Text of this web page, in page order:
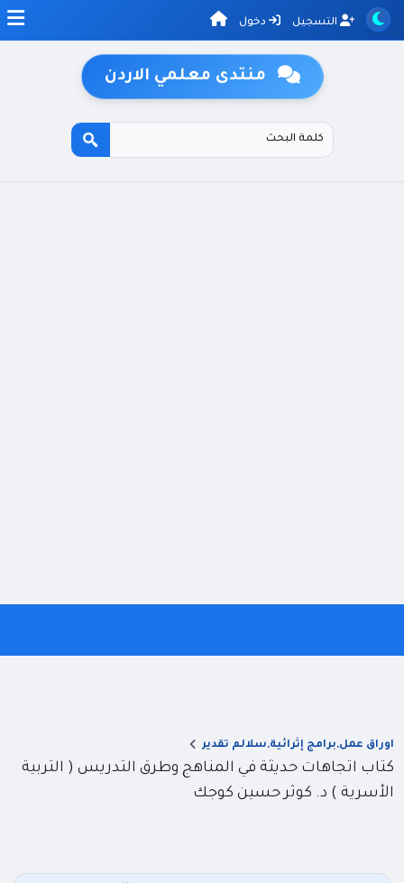
التسجيل دخول
منتدى معلمي الاردن
اوراق عمل,برامج إثرائية,سلالم تقدير
كتاب اتجاهات حديثة في المناهج وطرق التدريس ( التربية
الأسرية ) د. كوثر حسين كوجك